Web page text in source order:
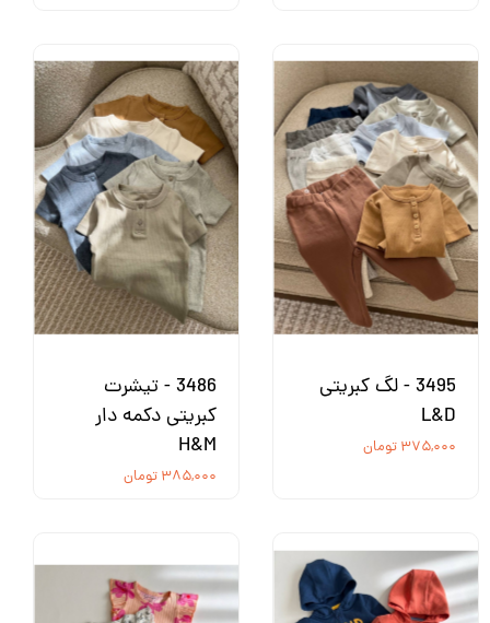
3495 - لگ کبریتی
L&D
۳۷۵,۰۰۰ تومان
3486 - تیشرت
کبریتی دکمه دار
H&M
۳۸۵,۰۰۰ تومان